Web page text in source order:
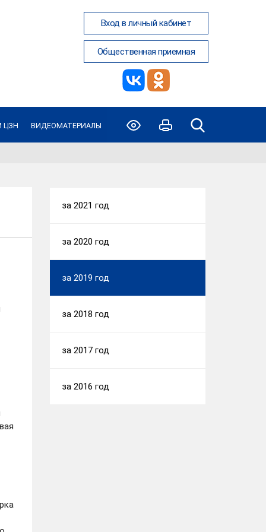
Вход в личный кабинет
Общественная приемная
ЦЗН ВИДЕОМАТЕРИАЛЫ
за 2021 год
за 2020 год
за 2019 год
за 2018 год
за 2017 год
за 2016 год